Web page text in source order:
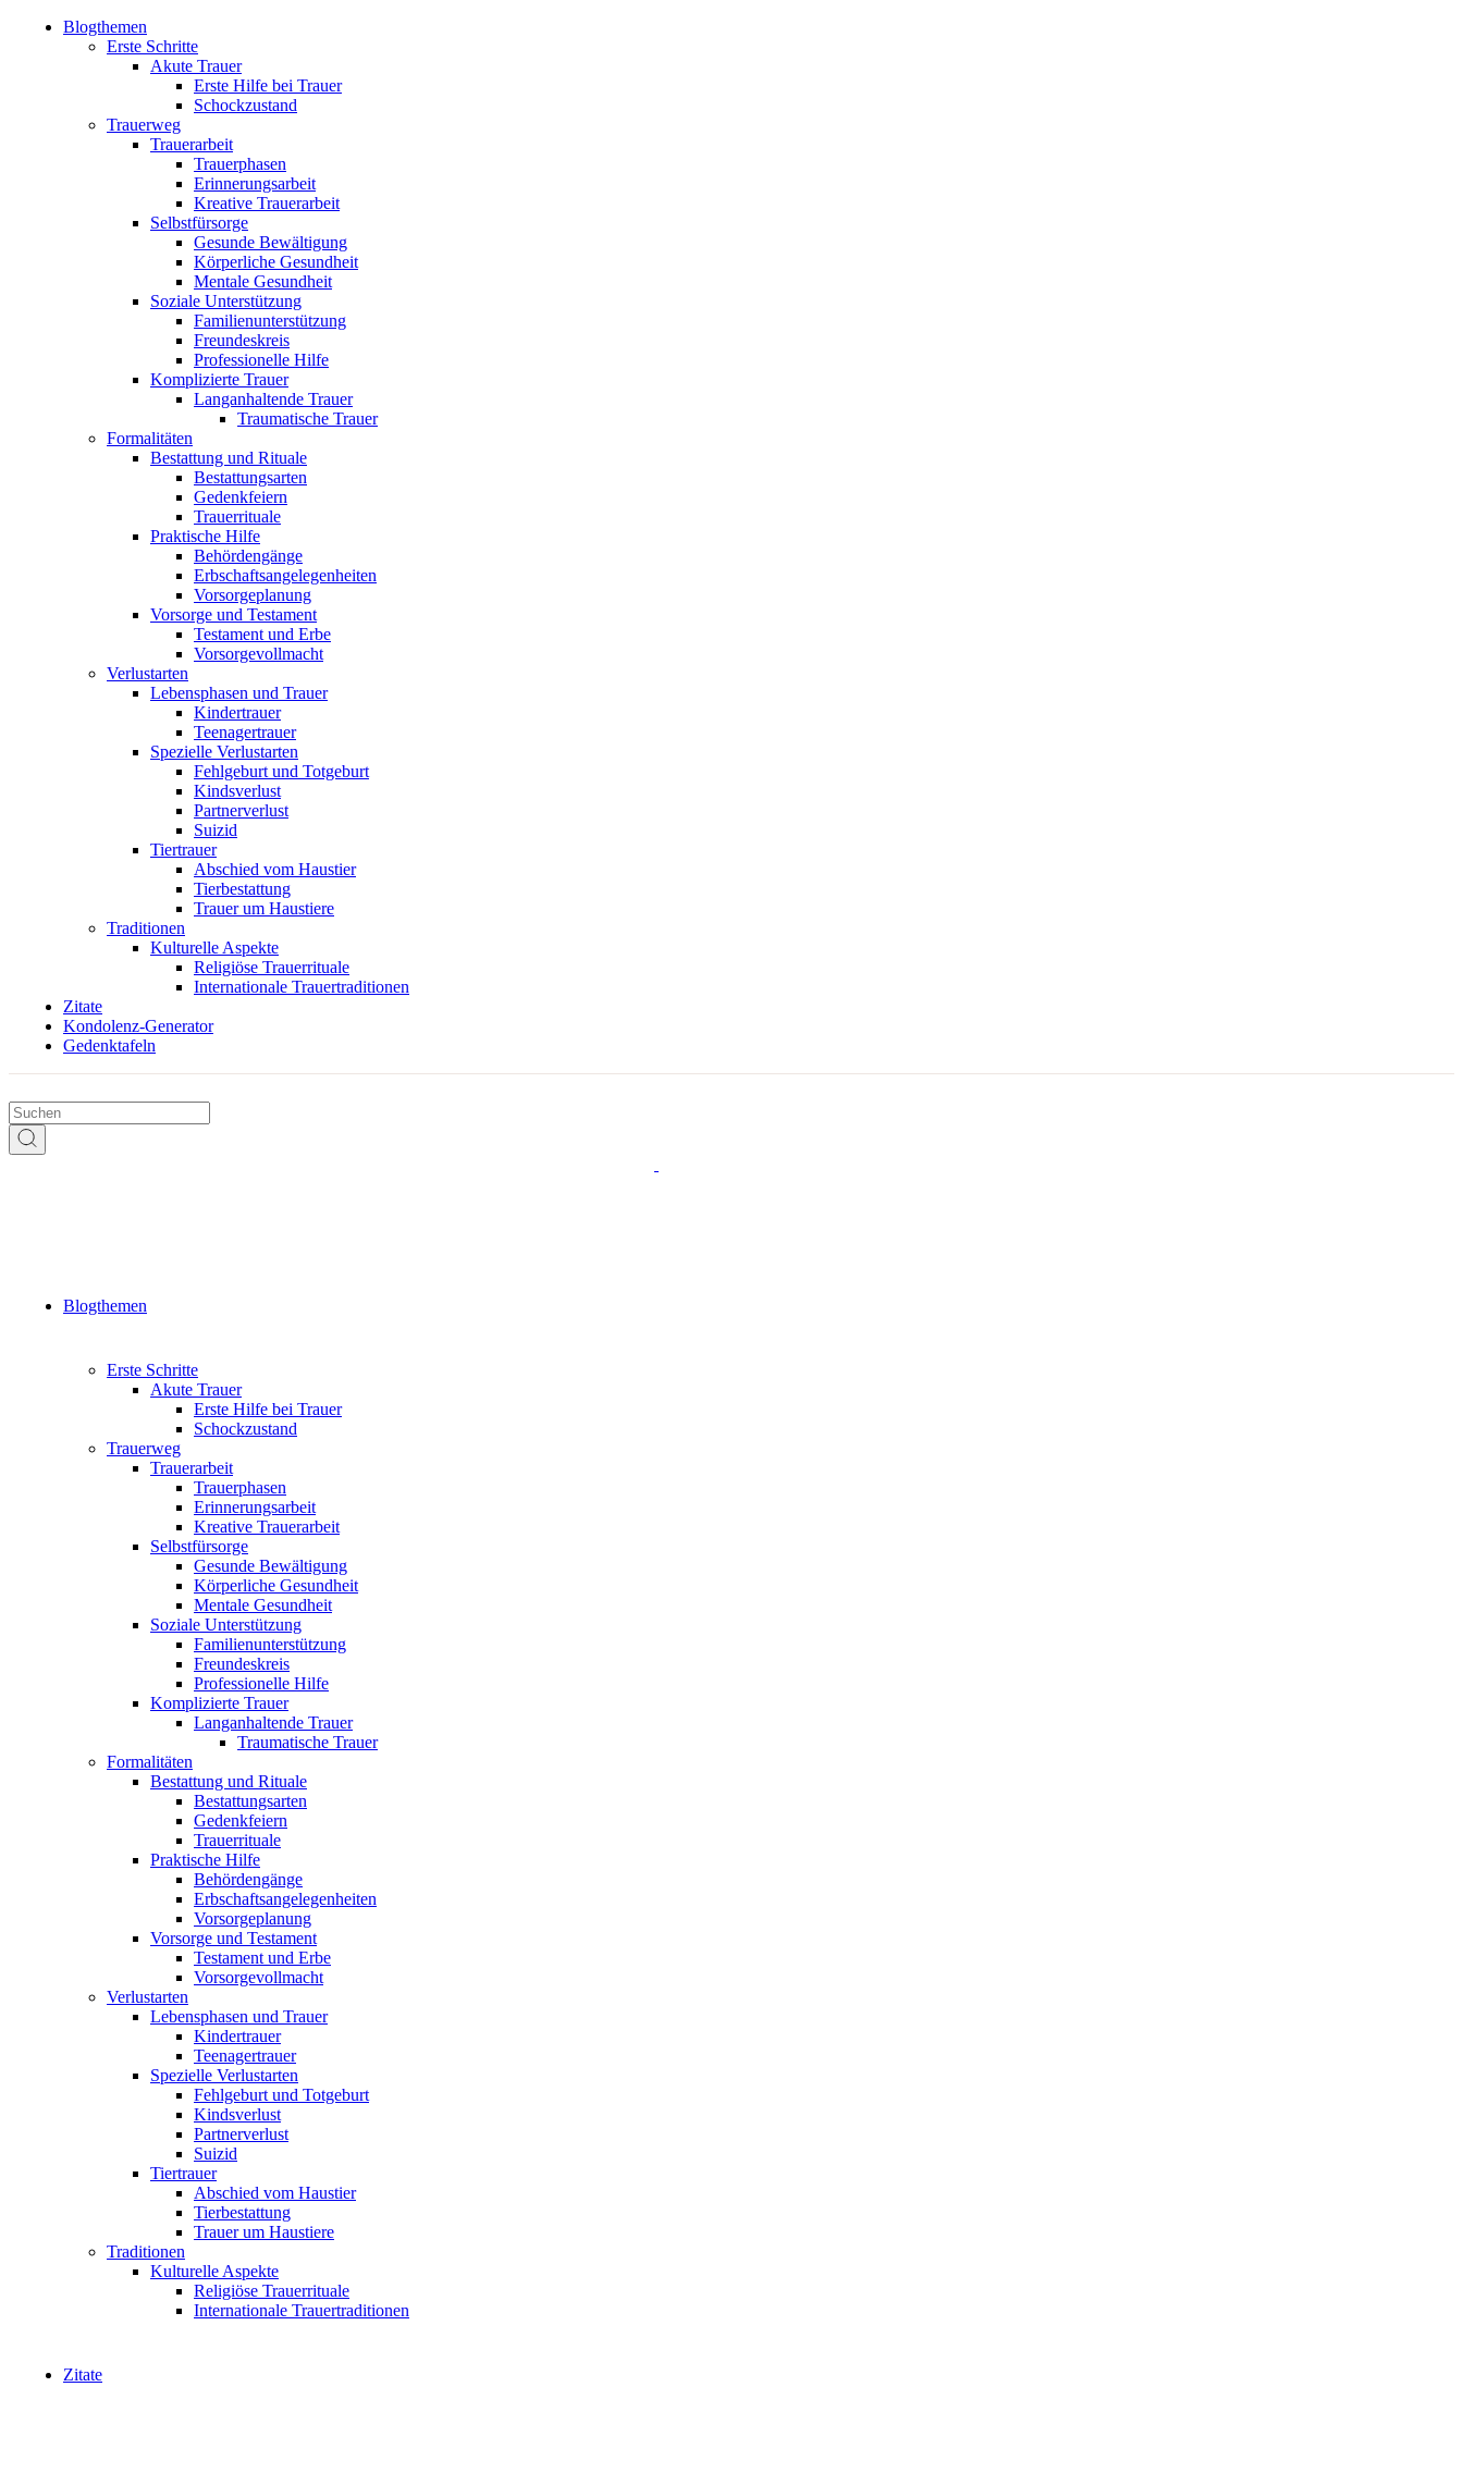
Blogthemen
Erste Schritte
Akute Trauer
Erste Hilfe bei Trauer
Schockzustand
Trauerweg
Trauerarbeit
Trauerphasen
Erinnerungsarbeit
Kreative Trauerarbeit
Selbstfürsorge
Gesunde Bewältigung
Körperliche Gesundheit
Mentale Gesundheit
Soziale Unterstützung
Familienunterstützung
Freundeskreis
Professionelle Hilfe
Komplizierte Trauer
Langanhaltende Trauer
Traumatische Trauer
Formalitäten
Bestattung und Rituale
Bestattungsarten
Gedenkfeiern
Trauerrituale
Praktische Hilfe
Behördengänge
Erbschaftsangelegenheiten
Vorsorgeplanung
Vorsorge und Testament
Testament und Erbe
Vorsorgevollmacht
Verlustarten
Lebensphasen und Trauer
Kindertrauer
Teenagertrauer
Spezielle Verlustarten
Fehlgeburt und Totgeburt
Kindsverlust
Partnerverlust
Suizid
Tiertrauer
Abschied vom Haustier
Tierbestattung
Trauer um Haustiere
Traditionen
Kulturelle Aspekte
Religiöse Trauerrituale
Internationale Trauertraditionen
Zitate
Kondolenz-Generator
Gedenktafeln
Blogthemen
Erste Schritte
Akute Trauer
Erste Hilfe bei Trauer
Schockzustand
Trauerweg
Trauerarbeit
Trauerphasen
Erinnerungsarbeit
Kreative Trauerarbeit
Selbstfürsorge
Gesunde Bewältigung
Körperliche Gesundheit
Mentale Gesundheit
Soziale Unterstützung
Familienunterstützung
Freundeskreis
Professionelle Hilfe
Komplizierte Trauer
Langanhaltende Trauer
Traumatische Trauer
Formalitäten
Bestattung und Rituale
Bestattungsarten
Gedenkfeiern
Trauerrituale
Praktische Hilfe
Behördengänge
Erbschaftsangelegenheiten
Vorsorgeplanung
Vorsorge und Testament
Testament und Erbe
Vorsorgevollmacht
Verlustarten
Lebensphasen und Trauer
Kindertrauer
Teenagertrauer
Spezielle Verlustarten
Fehlgeburt und Totgeburt
Kindsverlust
Partnerverlust
Suizid
Tiertrauer
Abschied vom Haustier
Tierbestattung
Trauer um Haustiere
Traditionen
Kulturelle Aspekte
Religiöse Trauerrituale
Internationale Trauertraditionen
Zitate